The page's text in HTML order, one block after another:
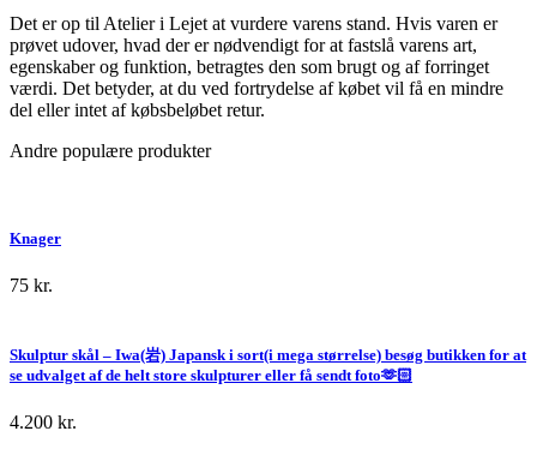
Det er op til Atelier i Lejet at vurdere varens stand. Hvis varen er
prøvet udover, hvad der er nødvendigt for at fastslå varens art,
egenskaber og funktion, betragtes den som brugt og af forringet
værdi. Det betyder, at du ved fortrydelse af købet vil få en mindre
del eller intet af købsbeløbet retur.
Andre populære produkter
Knager
75 kr.
Skulptur skål – Iwa(岩) Japansk i sort(i mega størrelse) besøg butikken for at
se udvalget af de helt store skulpturer eller få sendt foto🫶🏻
4.200 kr.